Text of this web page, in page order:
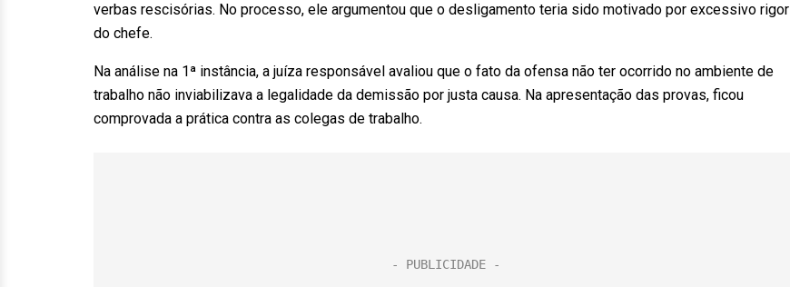
verbas rescisórias. No processo, ele argumentou que o desligamento teria sido motivado por excessivo rigor
do chefe.
Na análise na 1ª instância, a juíza responsável avaliou que o fato da ofensa não ter ocorrido no ambiente de
trabalho não inviabilizava a legalidade da demissão por justa causa. Na apresentação das provas, ficou
comprovada a prática contra as colegas de trabalho.